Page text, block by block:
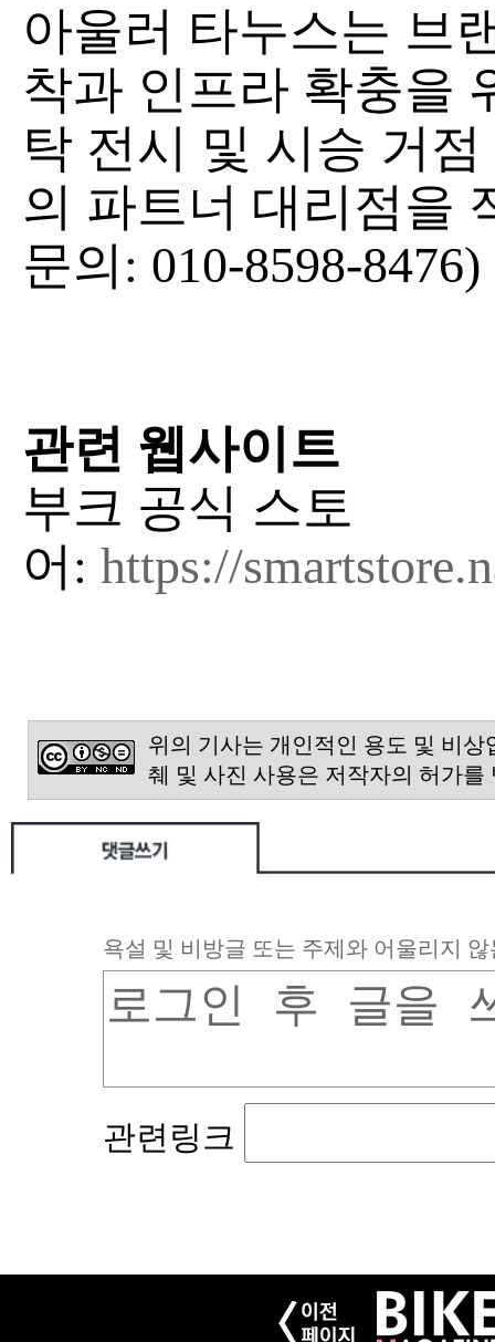
아울러 타누스는 브
착과 인프라 확충을
탁 전시 및 시승 거
의 파트너 대리점을
문의: 010-8598-8476)
관련 웹사이트
부크 공식 스토
어: https://
위의 기사는 개인적인 용도 및 비
췌 및 사진 사용은 저작자의 허가를